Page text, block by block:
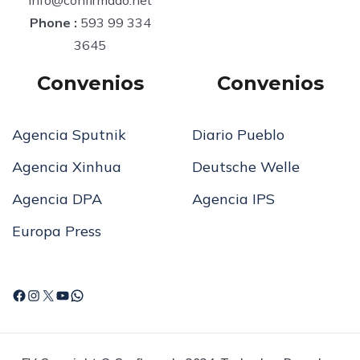
Phone : 593 99 334
3645
Convenios
Agencia Sputnik
Agencia Xinhua
Agencia DPA
Europa Press
Convenios
Diario Pueblo
Deutsche Welle
Agencia IPS